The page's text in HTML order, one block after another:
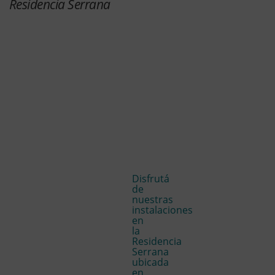
Residencia Serrana
Disfrutá
de
nuestras
instalaciones
en
la
Residencia
Serrana
ubicada